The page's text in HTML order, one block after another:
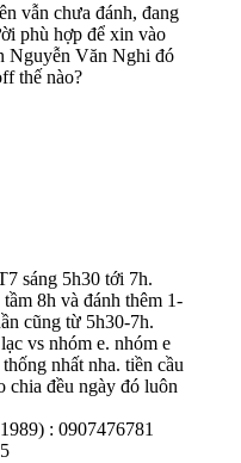
vẫn chưa đánh, đang
phù hợp để xin vào
Nguyễn Văn Nghi đó
thế nào?
sáng 5h30 tới 7h.
8h và đánh thêm 1-
cũng từ 5h30-7h.
vs nhóm e. nhóm e
nhất nha. tiền cầu
chia đều ngày đó luôn
: 0907476781